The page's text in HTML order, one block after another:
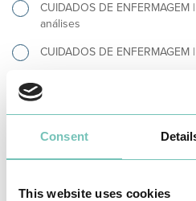
Consent
This website uses cookies
CUIDADOS DE
análises
CUIDADOS DE
CUIDADOS DE
CUIDADOS DE ENFERMAGEM
CUIDADOS DE
CUIDADOS DE ENFERMAGEM |